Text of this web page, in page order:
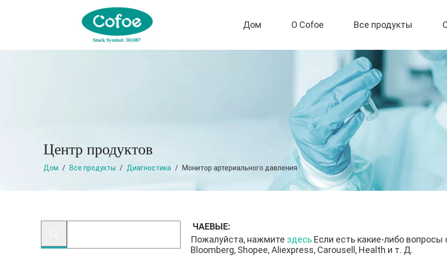
Дом О Cofoe Все продукты
Центр продуктов
Дом / Все продукты / Диагностика / Монитор артериального давления
ЧАЕВЫЕ:
Пожалуйста, нажмите здесь Если есть какие-либо
Bloomberg, Shopee, Aliexpress, Carousell, Health и т. Д.